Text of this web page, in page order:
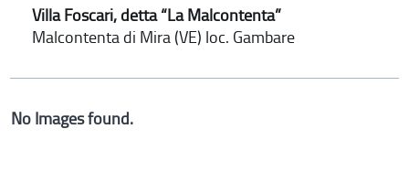
Villa Foscari, detta “La Malcontenta”
Malcontenta di Mira (VE) loc. Gambare
No Images found.